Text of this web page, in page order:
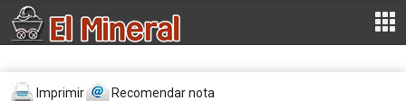
Imprimir Recomendar nota